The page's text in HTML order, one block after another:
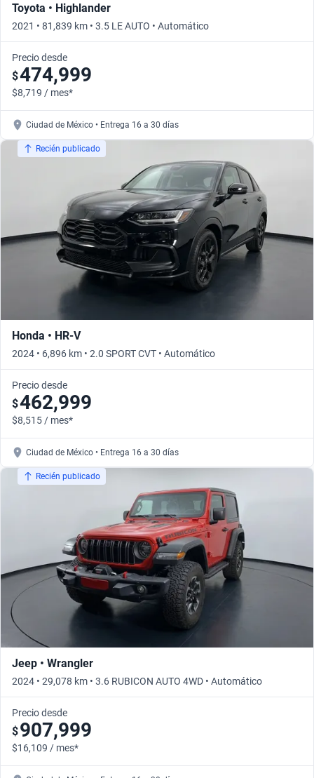
Toyota • Highlander
2021 • 81,839 km • 3.5 LE AUTO • Automático
Precio desde
$474,999
$8,719 / mes*
Ciudad de México • Entrega 16 a 30 días
Recién publicado
Honda • HR-V
2024 • 6,896 km • 2.0 SPORT CVT • Automático
Precio desde
$462,999
$8,515 / mes*
Ciudad de México • Entrega 16 a 30 días
Recién publicado
Jeep • Wrangler
2024 • 29,078 km • 3.6 RUBICON AUTO 4WD • Automático
Precio desde
$907,999
$16,109 / mes*